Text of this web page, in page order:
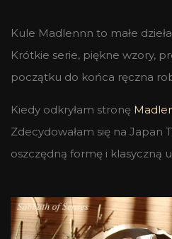
Kule Madlennn to małe
Krótkie serie, piękne wzory,
początku do końca ręczna
Kiedy odkryłam stronę
Zdecydowałam się na Japan
oszczędną formę i klasyczną